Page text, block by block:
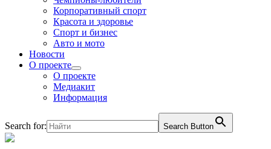
Корпоративный спорт
Красота и здоровье
Спорт и бизнес
Авто и мото
Новости
О проекте
О проекте
Медиакит
Информация
Search for: Search Button